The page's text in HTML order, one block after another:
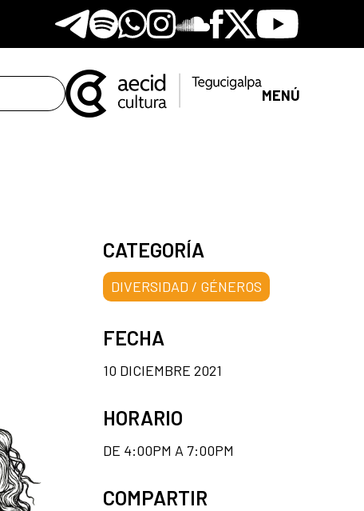
Telegram
SpotifyWhatsapp
Instagram
Soundclore
Facebook
X Youtube
MENÚ
CATEGORÍA
DIVERSIDAD / GÉNEROS
FECHA
10 DICIEMBRE 2021
HORARIO
DE 4:00PM A 7:00PM
COMPARTIR